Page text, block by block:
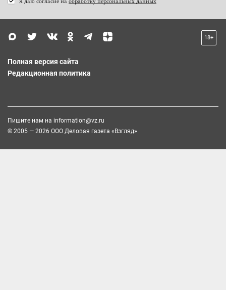
18+
Полная версия сайта
Редакционная политика
Пишите нам на information@vz.ru
© 2005 — 2026 ООО Деловая газета «Взгляд»